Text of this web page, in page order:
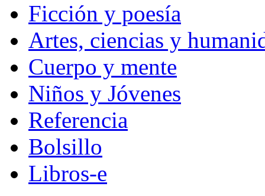
Ficción y poesía
Artes, ciencias y
Cuerpo y mente
Niños y Jóvenes
Referencia
Bolsillo
Libros-e